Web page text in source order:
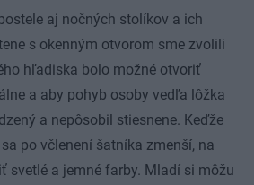
aj nočných stolíkov a ich
s okenným otvorom sme zvolili
hľadiska bolo možné otvoriť
a aby pohyb osoby vedľa lôžka
a nepôsobil stiesnene. Keďže
po včlenení šatníka zmenší, na
svetlé a jemné farby. Mladí si môžu